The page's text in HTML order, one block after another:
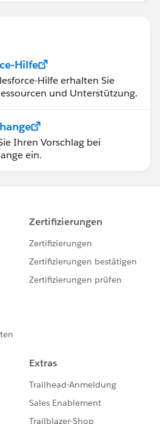
Hilfe
Hilfe erhalten Sie
und Unterstützung.
Ihren Vorschlag bei
ein.